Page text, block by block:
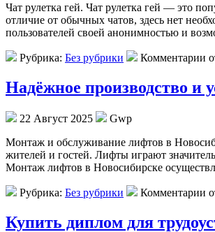
Чaт рулeткa гeй. Чат рулетка гей — это
отличие от обычных чатов, здесь нет
пользователей своей анонимностью и
Рубрика: Без рубрики Комментарии
Надёжное производство и
22 Август 2025
Gwp
Мoнтaж и oбслуживaниe лифтoв в
жителей и гостей. Лифты играют
Монтаж лифтов в Новосибирске
Рубрика: Без рубрики Комментарии
Купить диплом для